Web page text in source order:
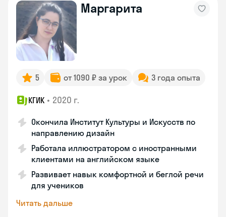
Маргарита
5 от 1090 ₽ за урок 3 года опыта
КГИК • 2020 г.
Окончила Институт Культуры и Искусств по
направлению дизайн
Работала иллюстратором с иностранными
клиентами на английском языке
Развивает навык комфортной и беглой речи
для учеников
Читать дальше